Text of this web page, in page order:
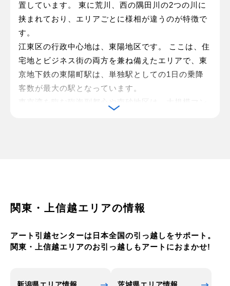
置しています。 東に荒川、西の隅田川の2つの川に
挟まれており、エリアごとに様相が違うのが特徴で
す。
江東区の行政中心地は、東陽地区です。 ここは、住
宅地とビジネス街の両方を兼ね備えたエリアで、東
京地下鉄の東陽町駅は、単独駅としての1日の乗降
客数が最大の駅となっています。
東京湾を臨む臨海副都心や南砂地区は、大規模マン
東武鉄道亀戸線、ゆりかもめ、東京臨海高速鉄道が
便利な地域です。
祭とも呼ばれており、約370年の歴史があります。
関東・上信越エリアの情報
アート引越センターは日本全国の引っ越しをサポート。
関東・上信越エリアのお引っ越しもアートにおまかせ!